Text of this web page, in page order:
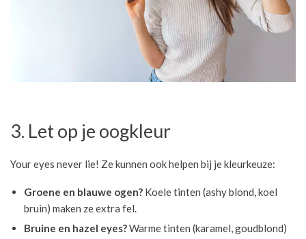
3. Let op je oogkleur
Your eyes never lie! Ze kunnen ook helpen bij je kleurkeuze:
Groene en blauwe ogen? Koele tinten (ashy blond, koel
bruin) maken ze extra fel.
Bruine en hazel eyes?Warme tinten (karamel, goudblond)